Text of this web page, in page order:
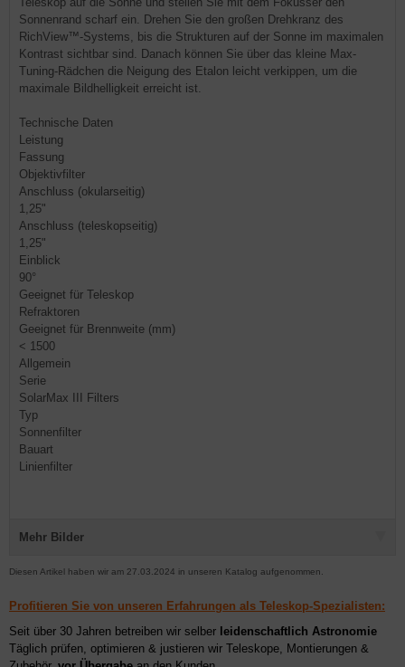
Sonnenrand scharf ein. Drehen Sie den großen Drehkranz des
RichView™-Systems, bis die Strukturen auf der Sonne im maximalen
Kontrast sichtbar sind. Danach können Sie über das kleine Max-
Tuning-Rädchen die Neigung des Etalon leicht verkippen, um die
maximale Bildhelligkeit erreicht ist.
Technische Daten
Leistung
Fassung
Objektivfilter
Anschluss (okularseitig)
1,25"
Anschluss (teleskopseitig)
1,25"
Einblick
90°
Geeignet für Teleskop
Refraktoren
Geeignet für Brennweite (mm)
< 1500
Allgemein
Serie
SolarMax III Filters
Typ
Sonnenfilter
Bauart
Linienfilter
Mehr Bilder
Diesen Artikel haben wir am 27.03.2024 in unseren Katalog aufgenommen.
Profitieren Sie von unseren Erfahrungen als Teleskop-Spezialisten:
Seit über 30 Jahren betreiben wir selber leidenschaftlich Astronomie
Täglich prüfen, optimieren & justieren wir Teleskope, Montierungen &